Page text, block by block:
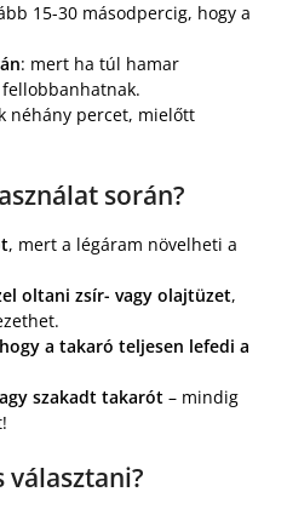
15-30 másodpercig, hogy a
: mert ha túl hamar
néhány percet, mielőtt
során?
, mert a légáram növelheti a
oltani zsír- vagy olajtüzet,
a takaró teljesen lefedi a
szakadt takarót – mindig